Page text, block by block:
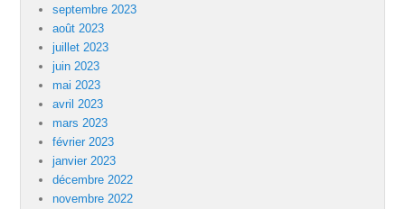
septembre 2023
août 2023
juillet 2023
juin 2023
mai 2023
avril 2023
mars 2023
février 2023
janvier 2023
décembre 2022
novembre 2022